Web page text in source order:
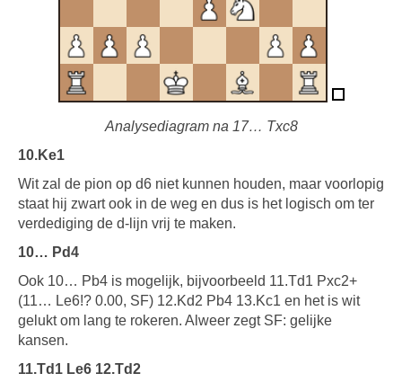
Analysediagram na 17… Txc8
10.Ke1
Wit zal de pion op d6 niet kunnen houden, maar voorlopig
staat hij zwart ook in de weg en dus is het logisch om ter
verdediging de d-lijn vrij te maken.
10… Pd4
Ook 10… Pb4 is mogelijk, bijvoorbeeld 11.Td1 Pxc2+
(11… Le6!? 0.00, SF) 12.Kd2 Pb4 13.Kc1 en het is wit
gelukt om lang te rokeren. Alweer zegt SF: gelijke
kansen.
11.Td1 Le6 12.Td2